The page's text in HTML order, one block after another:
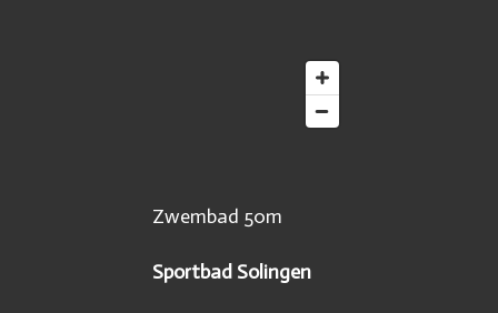
Zwembad 50m
Sportbad Solingen